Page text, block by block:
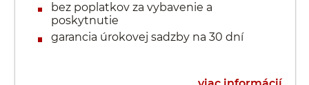
bez poplatkov za vybavenie a
poskytnutie
garancia úrokovej sadzby na 30 dní